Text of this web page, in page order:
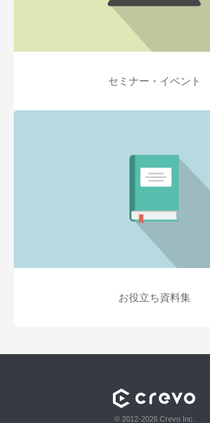
セミナー・イベント
お役立ち資料集
© 2012-2026 Crevo Inc.